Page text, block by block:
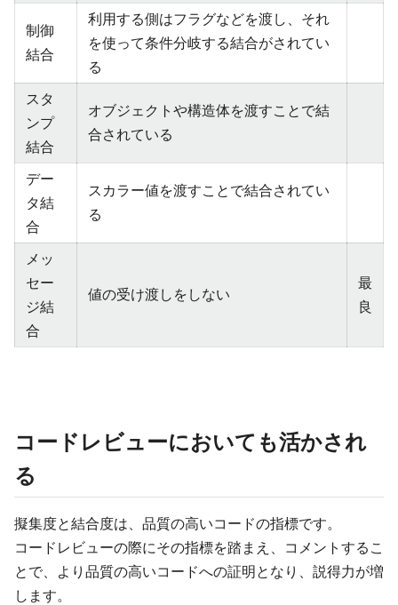
制御
結合
利用する側はフラグなどを渡し、それ
を使って条件分岐する結合がされてい
る
スタ
ンプ
結合
オブジェクトや構造体を渡すことで結
合されている
デー
タ結
合
スカラー値を渡すことで結合されてい
る
メッ
セー
ジ結
合
値の受け渡しをしない
最
良
コードレビューにおいても活かされ
る
擬集度と結合度は、品質の高いコードの指標です。
コードレビューの際にその指標を踏まえ、コメントするこ
とで、より品質の高いコードへの証明となり、説得力が増
します。